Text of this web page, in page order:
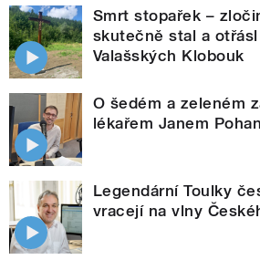
Smrt stopařek –
skutečně stal a
Valašských Klobouk
O šedém a zeleném
lékařem Janem
Legendární Toulky
vracejí na vlny